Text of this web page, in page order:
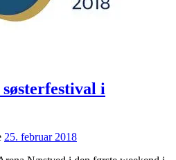
i
25. februar 2018